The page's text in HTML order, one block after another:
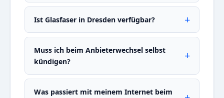
Ist Glasfaser in Dresden verfügbar?
Muss ich beim Anbieterwechsel selbst
kündigen?
Was passiert mit meinem Internet beim